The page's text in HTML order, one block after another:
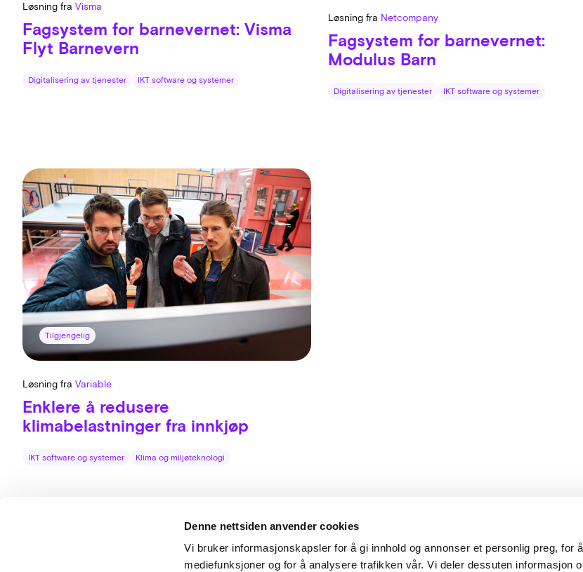
Denne nettsiden anvender cookies
Vi bruker informasjonskapsler for å gi innhold og annonser et personlig preg, for
mediefunksjoner og for å analysere trafikken vår. Vi deler dessuten informasjon
Løsning fra Visma
Fagsystem for barnevernet: Visma
Flyt Barnevern
Digitalisering av tjenester IKT software og systemer
Løsning fra Netcompany
Fagsystem for barnevernet:
Modulus Barn
Digitalisering av tjenester IKT software og systemer
Tilgjengelig
Løsning fra Variable
Enklere å redusere
klimabelastninger fra innkjøp
IKT software og systemer Klima og miljøteknologi
Middelthuns gate 27
0368 Oslo